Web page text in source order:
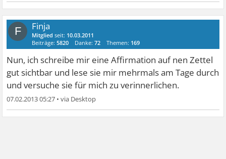
F Finja
Mitglied seit: 10.03.2011
Beiträge:5820 Danke:72 Themen: 169
Nun, ich schreibe mir eine Affirmation auf nen Zettel
gut sichtbar und lese sie mir mehrmals am Tage durch
und versuche sie für mich zu verinnerlichen.
07.02.2013 05:27 •